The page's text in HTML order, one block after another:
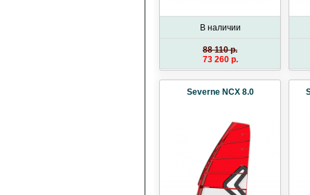
В наличии
88 110 p.
73 260 p.
Severne NCX 8.0